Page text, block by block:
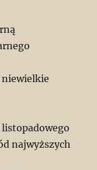
niewielkie
najwyższych